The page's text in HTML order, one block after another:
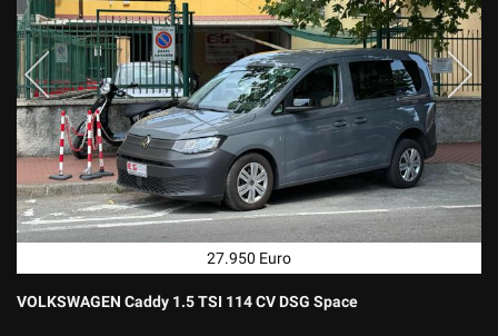
27.950 Euro
VOLKSWAGEN Caddy 1.5 TSI 114 CV DSG Space